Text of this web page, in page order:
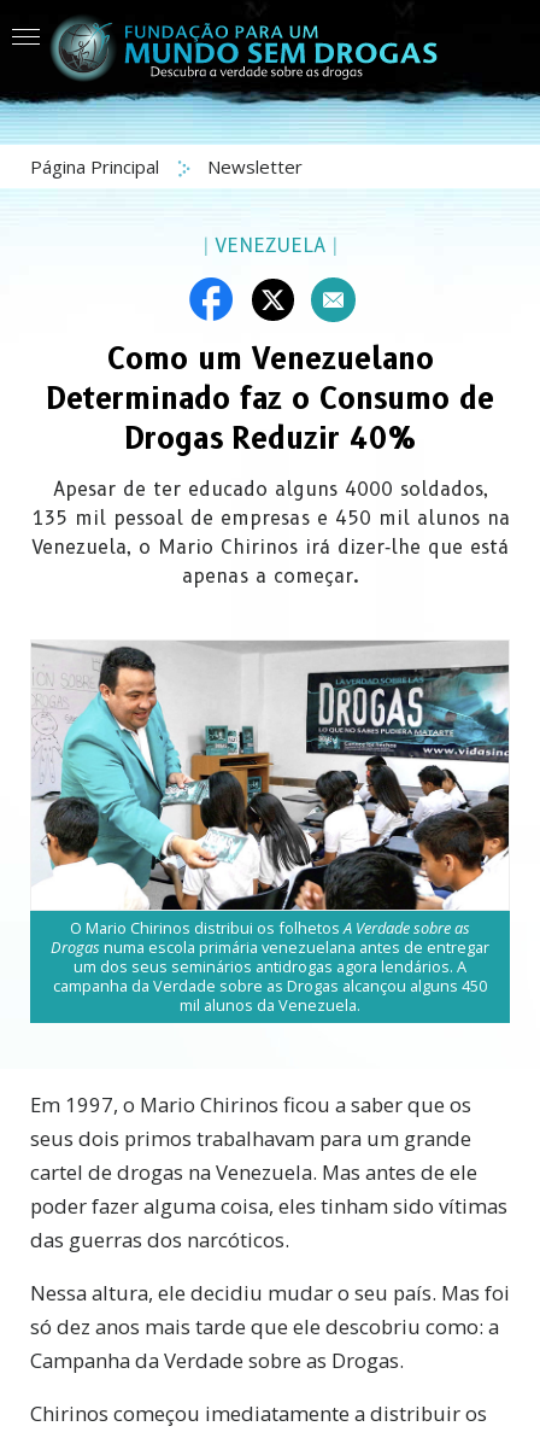
Página Principal Newsletter
| VENEZUELA |
Como um Venezuelano
Determinado faz o Consumo de
Drogas Reduzir 40%
Apesar de ter educado alguns 4000 soldados,
135 mil pessoal de empresas e 450 mil alunos na
Venezuela, o Mario Chirinos irá dizer‑lhe que está
apenas a começar.
O Mario Chirinos distribui os folhetosA Verdade sobre as
Drogas numa escola primária venezuelana antes de entregar
um dos seus seminários antidrogas agora lendários. A
campanha da Verdade sobre as Drogas alcançou alguns 450
mil alunos da Venezuela.
Em 1997, o Mario Chirinos ficou a saber que os
seus dois primos trabalhavam para um grande
cartel de drogas na Venezuela. Mas antes de ele
poder fazer alguma coisa, eles tinham sido vítimas
das guerras dos narcóticos.
Nessa altura, ele decidiu mudar o seu país. Mas foi
só dez anos mais tarde que ele descobriu como: a
Campanha da Verdade sobre as Drogas.
Chirinos começou imediatamente a distribuir os